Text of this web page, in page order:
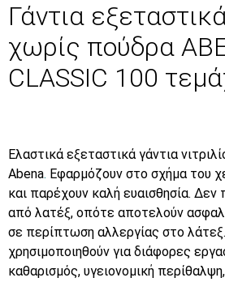
Γάντια
χωρίς πούδρα
CLASSIC 100
Ελαστικά εξεταστικά γάντια
Abena. Εφαρμόζουν στο σχήμα του
και παρέχουν καλή ευαισθησία.
από λατέξ, οπότε αποτελούν
σε περίπτωση αλλεργίας στο
χρησιμοποιηθούν για διάφορες
καθαρισμός, υγειονομική